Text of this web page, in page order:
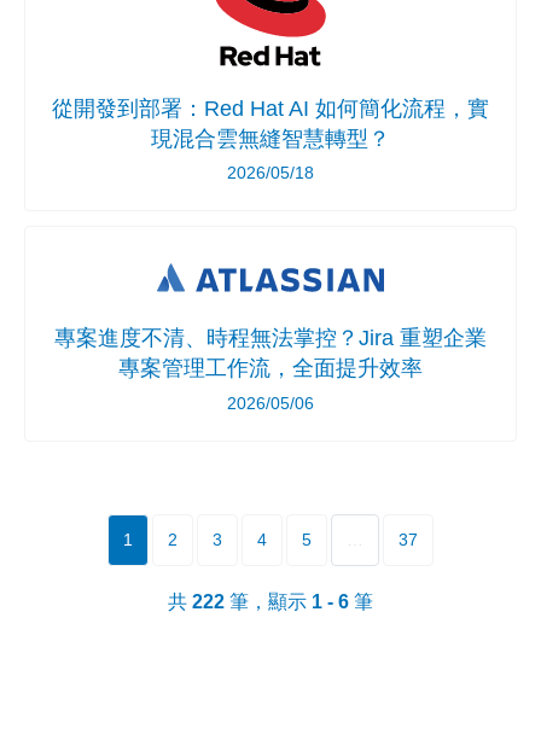
從開發到部署：Red Hat AI 如何簡化流程，實
現混合雲無縫智慧轉型？
2026/05/18
專案進度不清、時程無法掌控？Jira 重塑企業
專案管理工作流，全面提升效率
2026/05/06
1 2 3 4 5 37
共 222 筆，顯示 1 - 6 筆